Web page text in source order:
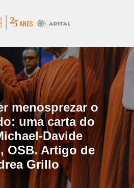
menosprezar o
uma carta do
Davide
OSB. Artigo de
Grillo